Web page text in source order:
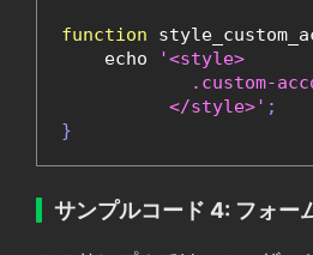
function
    echo
'<style>
.custom-
          </style>'
;
}
サンプルコード 4: フォー